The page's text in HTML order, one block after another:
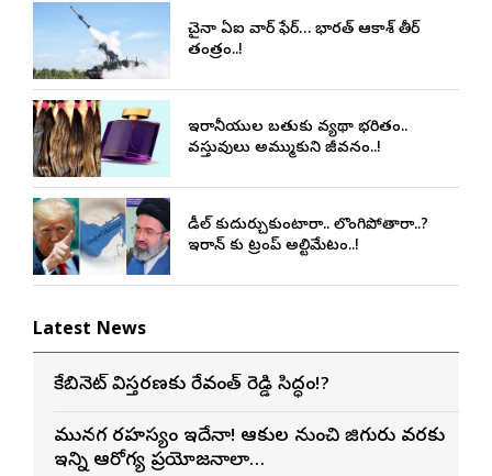
చైనా ఏఐ వార్ ఫేర్… భారత్ ఆకాశ్ తీర్
తంత్రం..!
ఇరానీయుల బతుకు వ్యథా భరితం..
వస్తువులు అమ్ముకుని జీవనం..!
డీల్ కుదుర్చుకుంటారా.. లొంగిపోతారా..?
ఇరాన్ కు ట్రంప్ అల్టిమేటం..!
Latest News
కేబినెట్ విస్తరణకు రేవంత్ రెడ్డి సిద్ధం!?
మునగ రహస్యం ఇదేనా! ఆకుల నుంచి జిగురు వరకు
ఇన్ని ఆరోగ్య ప్రయోజనాలా…